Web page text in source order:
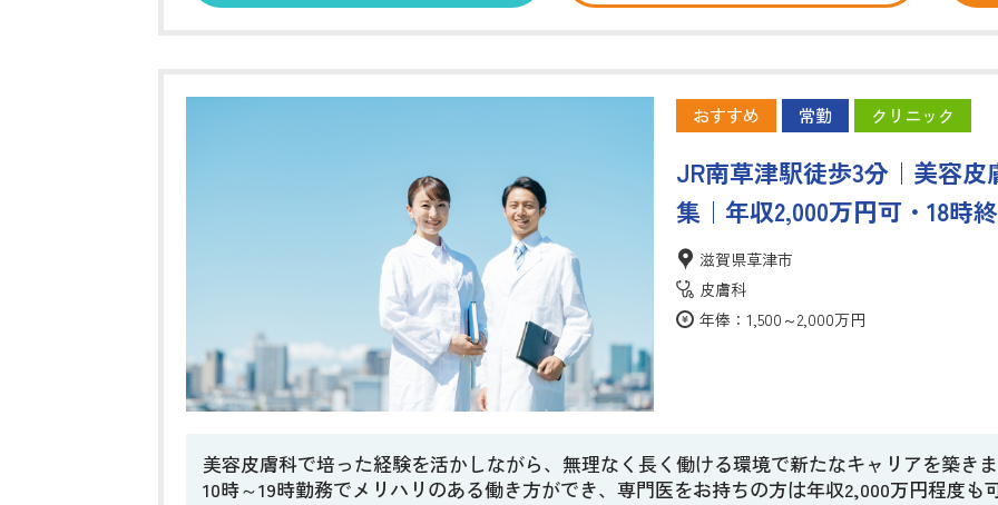
おすすめ 常勤 クリニック
JR南草津駅徒歩3分｜美容
集｜年収2,000万円可・18時
滋賀県草津市
皮膚科
年俸：1,500～2,000万円
美容皮膚科で培った経験を活かしながら、無理なく長く働ける環境で新たなキャリアを築き
10時～19時勤務でメリハリのある働き方ができ、専門医をお持ちの方は年収2,000万円程度